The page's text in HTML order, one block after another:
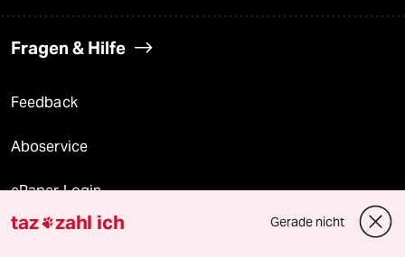
Fragen & Hilfe
Feedback
Aboservice
ePaper Login
Downloads für Abonnierende
taz zahl ich Gerade nicht